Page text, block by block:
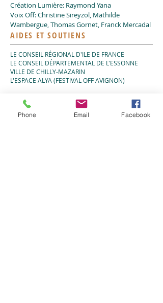
Création Lumière: Raymond Yana
Voix Off: Christine Sireyzol, Mathilde
Wambergue, Thomas Gornet, Franck Mercadal
AIDES ET SOUTIENS
LE CONSEIL RÉGIONAL D'ILE DE FRANCE
LE CONSEIL DÉPARTEMENTAL DE L'ESSONNE
VILLE DE CHILLY-MAZARIN
L'ESPACE ALYA (FESTIVAL OFF AVIGNON)
CE SPECTACLE BENEFICIE DU LABEL SNES
Phone Email Facebook